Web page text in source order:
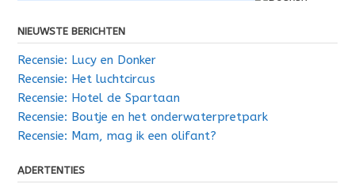
NIEUWSTE BERICHTEN
Recensie: Lucy en Donker
Recensie: Het luchtcircus
Recensie: Hotel de Spartaan
Recensie: Boutje en het onderwaterpretpark
Recensie: Mam, mag ik een olifant?
ADERTENTIES